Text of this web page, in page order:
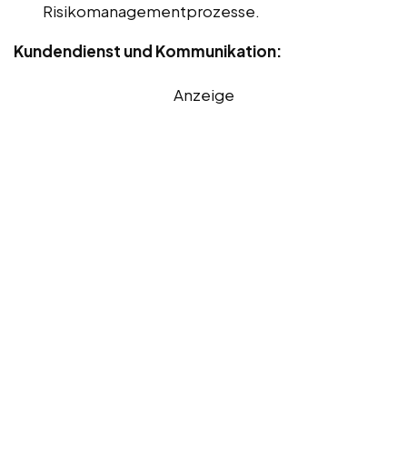
Risikomanagementprozesse.
Kundendienst und Kommunikation:
Anzeige